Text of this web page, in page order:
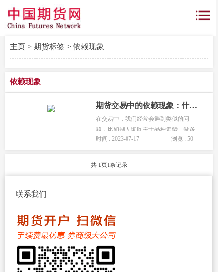
主页> 期货标签> 依赖现象
依赖现象
期货交易中的依赖现象：什么限制了交易者们成长?
在交易中，我们经常会遇到类似的问
题，比如别人询问关于品种走势、做多
还是做空，以及止损设定的合理性。然
你很有可能莫名其妙的就成为了替罪
时间 : 2023-07-17 浏览 : 50
共 1页1条记录
联系我们